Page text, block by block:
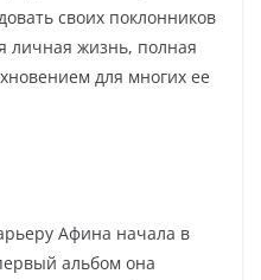
своих поклонников
личная жизнь, полная
для многих ее
Афина начала в
альбом она